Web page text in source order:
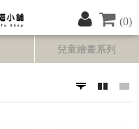
(0)
兒童繪畫系列